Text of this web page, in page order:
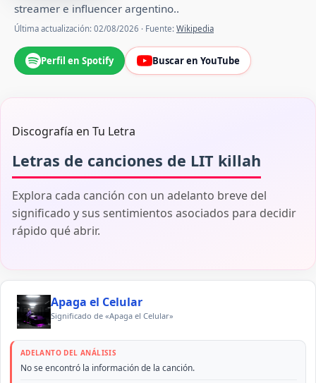
streamer e influencer argentino.​.
Última actualización: 02/08/2026 · Fuente: Wikipedia
Perfil en Spotify Buscar en YouTube
Discografía en Tu Letra
Letras de canciones de LIT killah
Explora cada canción con un adelanto breve del
significado y sus sentimientos asociados para decidir
rápido qué abrir.
Apaga el Celular
Significado de «Apaga el Celular»
ADELANTO DEL ANÁLISIS
No se encontró la información de la canción.